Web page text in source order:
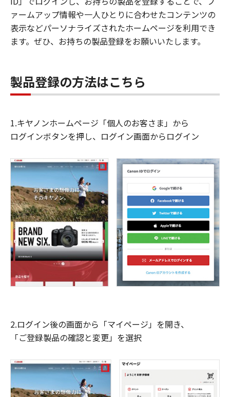
ァームアップ情報や一人ひとりに合わせたコンテンツの
表示などパーソナライズされたホームページを利用でき
ます。ぜひ、お持ちの製品登録をお願いいたします。
製品登録の方法はこちら
1.キヤノンホームページ「個人のお客さま」から
ログインボタンを押し、ログイン画面からログイン
2.ログイン後の画面から「マイページ」を開き、
「ご登録製品の確認と変更」を選択